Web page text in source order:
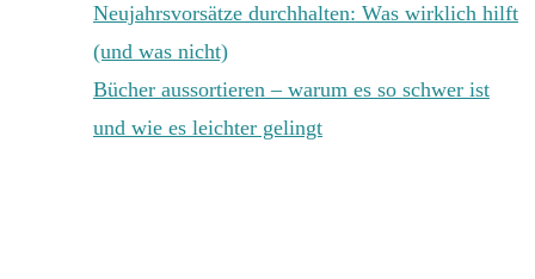
Neujahrsvorsätze durchhalten: Was wirklich hilft
(und was nicht)
Bücher aussortieren – warum es so schwer ist
und wie es leichter gelingt